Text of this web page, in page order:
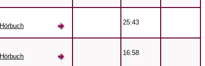
Hörbuch 25:43
Hörbuch 16:58